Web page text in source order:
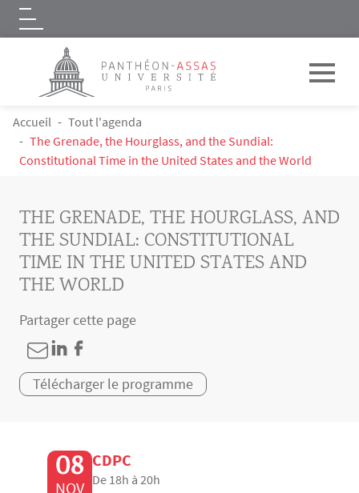
Aller au contenu principal
Logo
FIL D'ARIANE
Accueil
Tout l'agenda
The Grenade, the Hourglass, and the Sundial:
Constitutional Time in the United States and the World
THE GRENADE, THE HOURGLASS, AND
THE SUNDIAL: CONSTITUTIONAL
TIME IN THE UNITED STATES AND
THE WORLD
Partager cette page
Télécharger le programme
08
NOV
CDPC
De 18h à 20h